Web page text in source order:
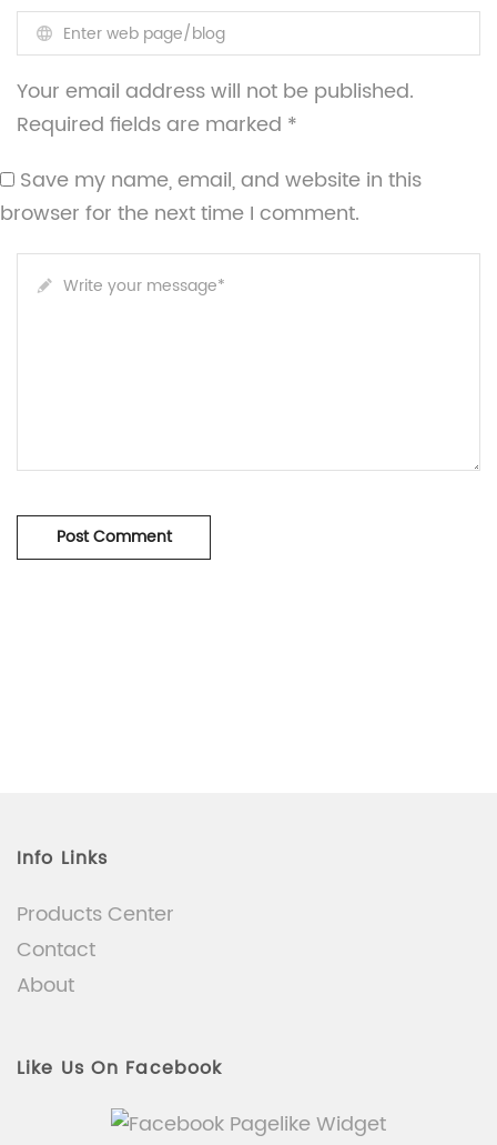
Enter web page/blog
Your email address will not be published.
Required fields are marked *
Save my name, email, and website in this
browser for the next time I comment.
Write your message*
Info Links
Products Center
Contact
About
Like Us On Facebook